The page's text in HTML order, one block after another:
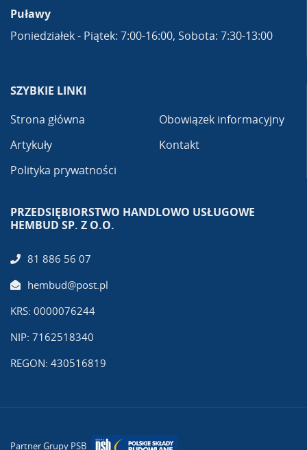
Puławy
Poniedziałek - Piątek: 7:00-16:00, Sobota: 7:30-13:00
SZYBKIE LINKI
Strona główna
Artykuły
Polityka prywatności
Obowiązek informacyjny
Kontakt
PRZEDSIĘBIORSTWO HANDLOWO USŁUGOWE
HEMBUD SP. Z O.O.
81 886 56 07
hembud@post.pl
KRS: 0000076244
NIP: 7162518340
REGON: 430516819
Partner Grupy PSB